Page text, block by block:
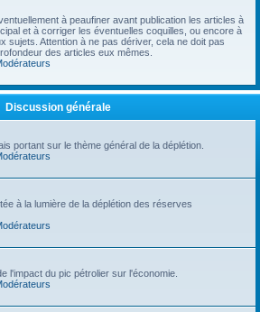
à peaufiner avant publication les articles à
et à corriger les éventuelles coquilles, ou encore à
sujets. Attention à ne pas dériver, cela ne doit pas
des articles eux mêmes.
Discussion générale
portant sur le thème général de la déplétion.
à la lumière de la déplétion des réserves
l'impact du pic pétrolier sur l'économie.